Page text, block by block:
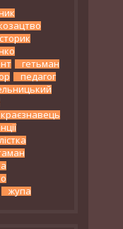
гетьман
педагог
краєзнавець
жупа